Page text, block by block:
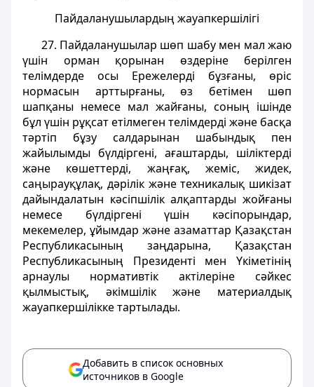
Пайдаланушылардың жауапкершiлiгi
27. Пайдаланушылар шөп шабу мен мал жаю
үшiн орман қорынан өздерiне берiлген
телiмдерде осы Ережелердi бұзғаны, өрiс
нормасын арттырғаны, өз бетiмен шөп
шапқаны немесе мал жайғаны, соның iшiнде
бұл үшiн рұқсат етiлмеген телiмдердi және басқа
тәртiп бұзу салдарынан шабындық пен
жайылымды бүлдiргенi, ағаштарды, шiлiктердi
және көшеттердi, жаңғақ, жемiс, жидек,
саңырауқұлақ, дәрiлiк және техникалық шикiзат
дайындалатын кәсiпшiлiк алқаптарды жойғаны
немесе бүлдiргенi үшiн кәсiпорындар,
мекемелер, ұйымдар және азаматтар Қазақстан
Республикасының заңдарына, Қазақстан
Республикасының Президентi мен Үкіметінiң
арнаулы нормативтiк актілеріне сәйкес
қылмыстық, әкiмшiлiк және материалдық
жауапкершiлiкке тартылады.
Добавить в список основных
источников в Google